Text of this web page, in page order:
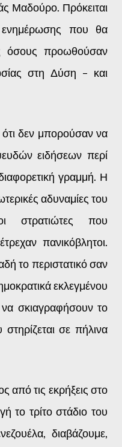
Μαδούρο. Πρόκειται
ενημέρωσης που θα
όσους προωθούσαν
στη Δύση – και
δεν μπορούσαν να
ειδήσεων περί
γραμμή. Η
αδυναμίες του
στρατιώτες που
πανικόβλητοι.
το περιστατικό σαν
εκλεγμένου
σκιαγραφήσουν το
σε πήλινα
από τις εκρήξεις στο
το τρίτο στάδιο του
διαβάζουμε,